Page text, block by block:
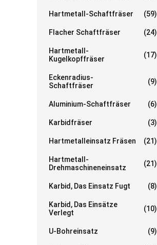
Hartmetall-Schaftfräser (59)
Flacher Schaftfräser (24)
Hartmetall-
Kugelkopffräser
(17)
Eckenradius-
Schaftfräser
(9)
Aluminium-Schaftfräser (6)
Karbidfräser (3)
Hartmetalleinsatz Fräsen (21)
Hartmetall-
Drehmaschineneinsatz
(21)
Karbid, Das Einsatz Fugt (8)
Karbid, Das Einsätze
Verlegt
(10)
U-Bohreinsatz (9)